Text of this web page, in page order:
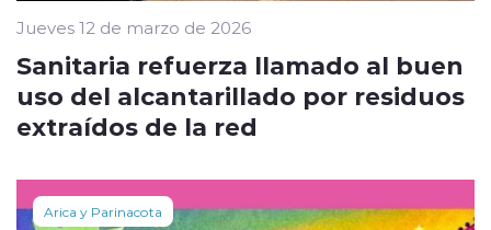
Jueves 12 de marzo de 2026
Sanitaria refuerza llamado al buen
uso del alcantarillado por residuos
extraídos de la red
Arica y Parinacota